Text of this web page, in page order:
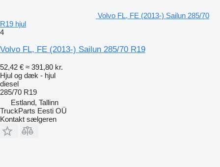
Volvo FL, FE (2013-) Sailun 285/70
R19 hjul
4
Volvo FL, FE (2013-) Sailun 285/70 R19
52,42 € ≈ 391,80 kr.
Hjul og dæk - hjul
diesel
285/70 R19
Estland, Tallinn
TruckParts Eesti OÜ
Kontakt sælgeren